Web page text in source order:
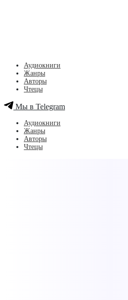
Аудиокниги
Жанры
Авторы
Чтецы
Мы в Telegram
Аудиокниги
Жанры
Авторы
Чтецы